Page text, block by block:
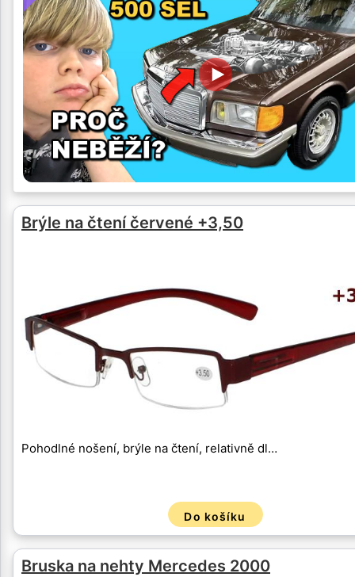
Brýle na čtení červené +3,50
Pohodlné nošení, brýle na čtení, relativně dl…
Do košíku
Bruska na nehty Mercedes 2000